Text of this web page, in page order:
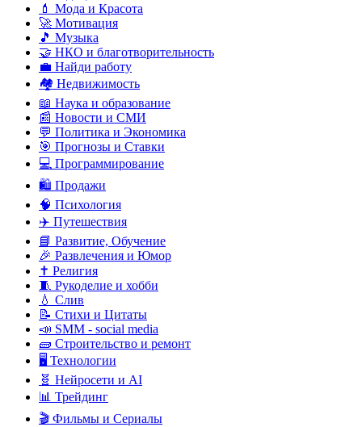
💄 Мода и Красота
🚀 Мотивация
🎵 Музыка
🤝 НКО и благотворительность
💼 Найди работу
🏘️ Недвижимость
📖 Наука и образование
📰 Новости и СМИ
💬 Политика и Экономика
🎯 Прогнозы и Ставки
💻 Программирование
🛍️ Продажи
🧠 Психология
✈️ Путешествия
📘 Развитие, Обучение
🎉 Развлечения и Юмор
✝️ Религия
🧵 Рукоделие и хобби
💧 Слив
📝 Стихи и Цитаты
📣 SMM - social media
🧱 Строительство и ремонт
🖥️ Технологии
🧬 Нейросети и AI
📊 Трейдинг
🎬 Фильмы и Сериалы